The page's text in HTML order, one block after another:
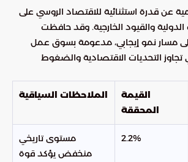
عن قدرة استثنائية للاقتصاد الروسي على
الدولية والقيود الخارجية. وقد حافظت
على مسار نمو إيجابي، مدعومة بسوق عمل
تجاوز التحديات الاقتصادية والضغوط
القيمة
المحققة
الملاحظات السياقية
2.2%
مستوى تاريخي
منخفض يؤكد قوة